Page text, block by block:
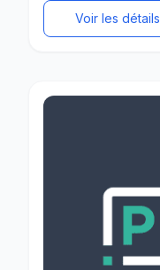
Voir les détails